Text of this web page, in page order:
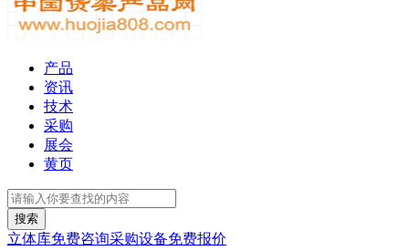
产品
资讯
技术
采购
展会
黄页
立体库免费咨询采购设备免费报价